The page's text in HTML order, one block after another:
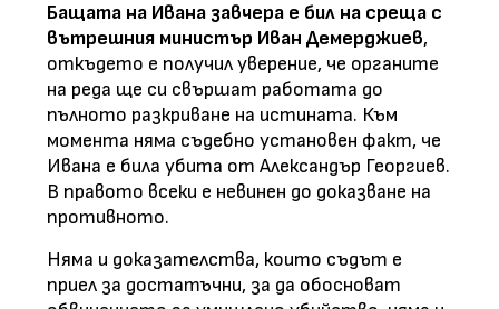
Бащата на Ивана завчера е бил на среща с
вътрешния министър Иван Демерджиев,
откъдето е получил уверение, че органите
на реда ще си свършат работата до
пълното разкриване на истината. Към
момента няма съдебно установен факт, че
Ивана е била убита от Александър Георгиев.
В правото всеки е невинен до доказване на
противното.
Няма и доказателства, които съдът е
приел за достатъчни, за да обосноват